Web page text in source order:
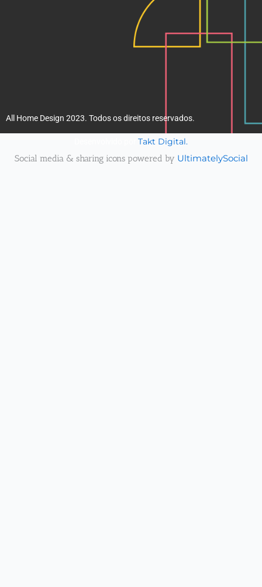
All Home Design 2023. Todos os direitos reservados.
Takt Digital.
Social media & sharing icons powered by UltimatelySocial